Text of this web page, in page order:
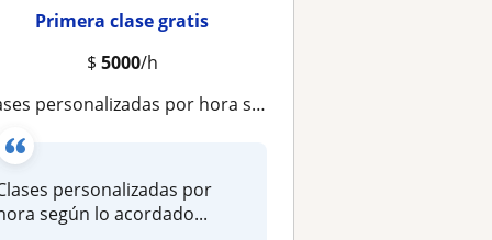
Primera clase gratis
$ 5000/h
personalizadas por hora según lo acordado
personalizadas por
según lo acordado...